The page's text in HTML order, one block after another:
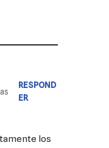
RESPOND
ER
los